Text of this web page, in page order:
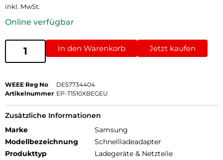
inkl. MwSt.
Online verfügbar
In den Warenkorb Jetzt kaufen
WEEE Reg No
DE57734404
Artikelnummer EP-T1510XBEGEU
Zusätzliche Informationen
Marke
Samsung
Modellbezeichnung
Schnellladeadapter
Produkttyp
Ladegeräte & Netzteile